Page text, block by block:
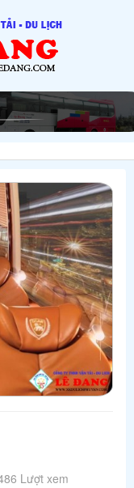
Lượt xem